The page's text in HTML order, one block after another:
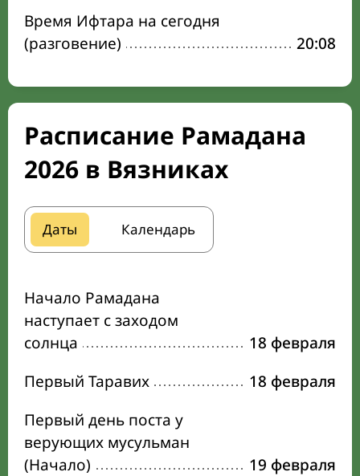
Время Ифтара на сегодня
(разговение)
20:08
Расписание Рамадана
2026 в Вязниках
Даты Календарь
Начало Рамадана
наступает с заходом
солнца
18 февраля
Первый Таравих
18 февраля
Первый день поста у
верующих мусульман
(Начало)
19 февраля